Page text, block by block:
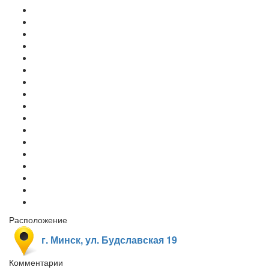
Расположение
г. Минск, ул. Будславская 19
Комментарии